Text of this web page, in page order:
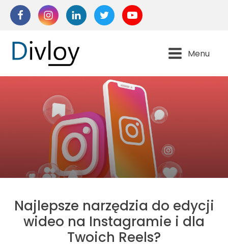
Menu
Najlepsze narzędzia do edycji
wideo na Instagramie i dla
Twoich Reels?